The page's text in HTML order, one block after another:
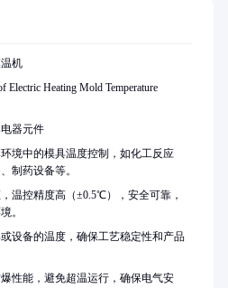
机
Electric Heating Mold Temperature
器元件
境中的模具温度控制，如化工反应
制药设备等。
温控精度高（±0.5℃），安全可靠，
。
设备的温度，确保工艺稳定性和产品
性能，避免超温运行，确保电气安